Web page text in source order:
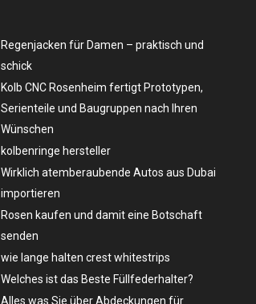
Regenjacken für Damen – praktisch und
schick
Kolb CNC Rosenheim fertigt Prototypen,
Serienteile und Baugruppen nach Ihren
Wünschen
kolbenringe hersteller
Wirklich atemberaubende Autos aus Dubai
importieren
Rosen kaufen und damit eine Botschaft
senden
wie lange halten crest whitestrips
Welches ist das Beste Füllfederhalter?
Alles was Sie über Abdeckungen für